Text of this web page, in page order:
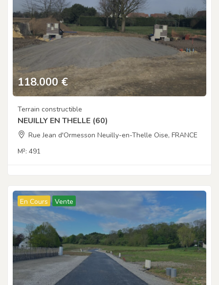
118.000 €
Terrain constructible
NEUILLY EN THELLE (60)
Rue Jean d'Ormesson Neuilly-en-Thelle Oise, FRANCE
M²: 491
En Cours Vente